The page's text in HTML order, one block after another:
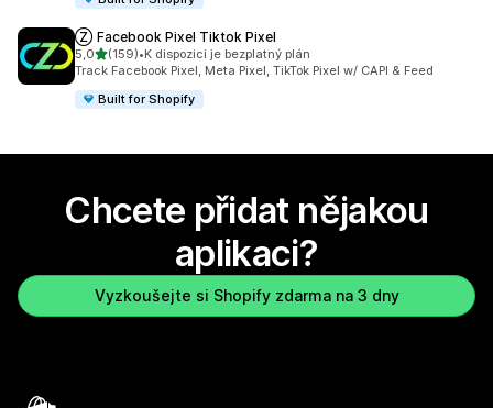
Ⓩ Facebook Pixel Tiktok Pixel
5,0z 5 hvězd
(159)
Celkový počet recenzí: 159
•K dispozici je bezplatný plán
Track Facebook Pixel, Meta Pixel, TikTok Pixel w/ CAPI & Feed
Built for Shopify
Chcete přidat nějakou
aplikaci?
Vyzkoušejte si Shopify zdarma na 3 dny